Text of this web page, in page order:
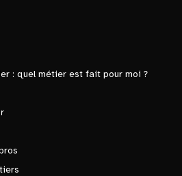
: quel métier est fait pour moi ?